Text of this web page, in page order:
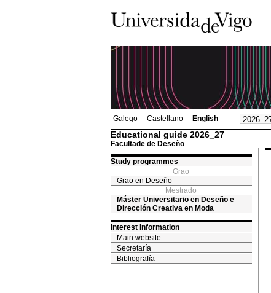
Galego Castellano English
Educational guide 2026_27
Facultade de Deseño
Study programmes
Grao
Grao en Deseño
Mestrado
Máster Universitario en Deseño e
Dirección Creativa en Moda
Interest Information
Main website
Secretaría
Bibliografía